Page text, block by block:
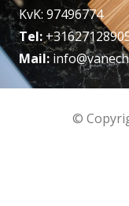
KvK: 97496774
Tel:
Mail:
©